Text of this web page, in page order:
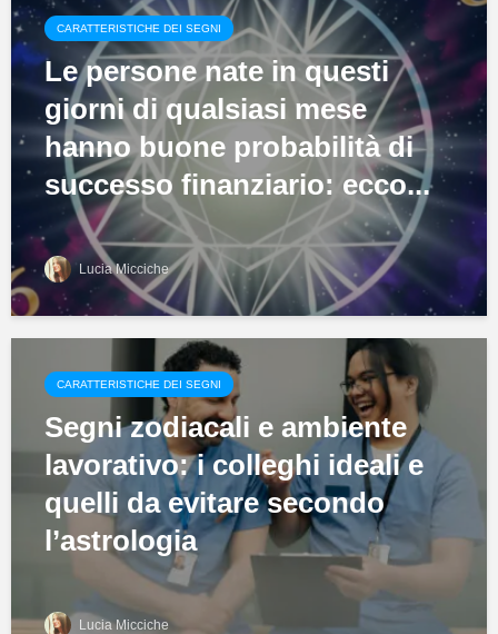
CARATTERISTICHE DEI SEGNI
Le persone nate in questi
giorni di qualsiasi mese
hanno buone probabilità di
successo finanziario: ecco...
Lucia Micciche
CARATTERISTICHE DEI SEGNI
Segni zodiacali e ambiente
lavorativo: i colleghi ideali e
quelli da evitare secondo
l’astrologia
Lucia Micciche